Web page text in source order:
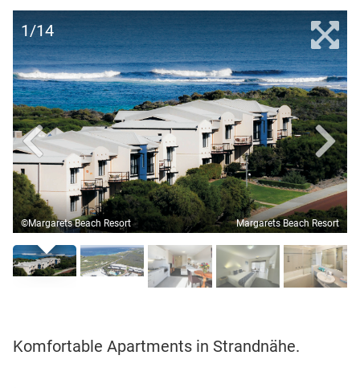
1/14
©Margarets Beach Resort Margarets Beach Resort
Komfortable Apartments in Strandnähe.